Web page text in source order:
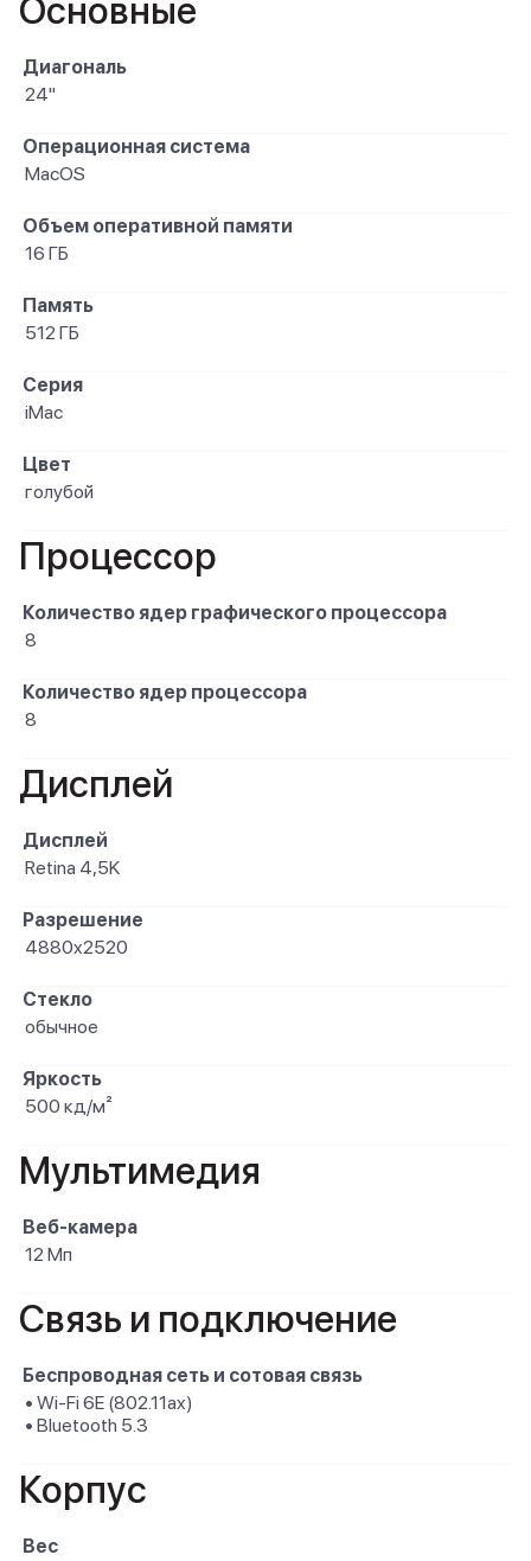
Основные
Диагональ
24"
Операционная система
MacOS
Объем оперативной памяти
16 ГБ
Память
512 ГБ
Серия
iMac
Цвет
голубой
Процессор
Количество ядер графического процессора
8
Количество ядер процессора
8
Дисплей
Дисплей
Retina 4,5K
Разрешение
4880x2520
Стекло
обычное
Яркость
500 кд/м²
Мультимедия
Веб-камера
12 Мп
Связь и подключение
Беспроводная сеть и сотовая связь
• Wi-Fi 6E (802.11ax)
• Bluetooth 5.3
Корпус
Вес